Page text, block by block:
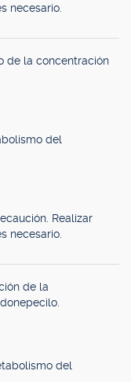
necesario.
de la concentración
del
Realizar
necesario.
de la
del